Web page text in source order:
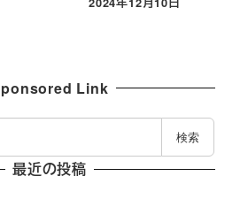
投稿日
Link
検索
最近の投稿